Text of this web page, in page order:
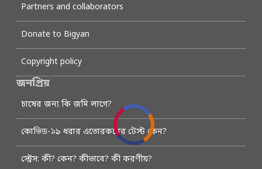
Partners and collaborators
Donate to Bigyan
Copyright policy
জনপ্রিয়
চাষের জন্য কি জমি লাগে?
কোভিড-১৯ ধরার এতোরকমের টেস্ট কেন?
স্ট্রেস: কী? কেন? কীভাবে? কী করণীয়?